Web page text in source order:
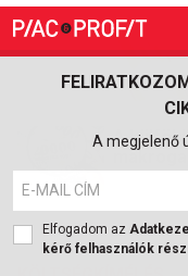
A megjelenő
Elfogadom az
kérő felhasználók
A
2026. AUGUSZTUS 5.